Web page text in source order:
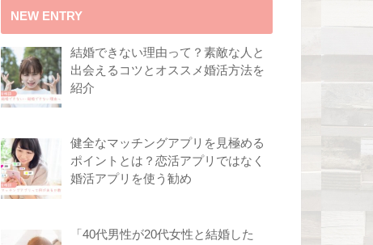
NEW ENTRY
結婚できない理由って？素敵な人と
出会えるコツとオススメ婚活方法を
紹介
健全なマッチングアプリを見極める
ポイントとは？恋活アプリではなく
婚活アプリを使う勧め
「40代男性が20代女性と結婚した